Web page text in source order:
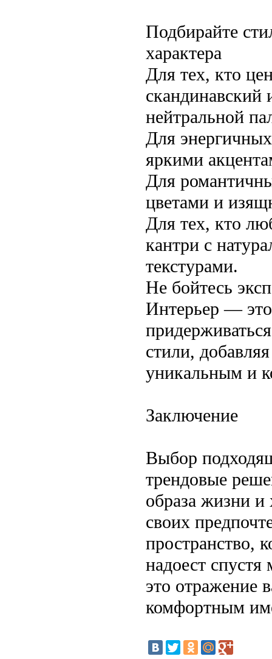
Подбирайте
характера
Для тех, кто
нейтральной
Для
яркими
Для
цветами и
Для тех, кто
кантри с
текстурами.
Не бойтесь
Интерьер — это
стили,
уникальным и
Заключение
Выбор
трендовые
образа жизни и
своих
пространство,
надоест
это отражение
комфортным